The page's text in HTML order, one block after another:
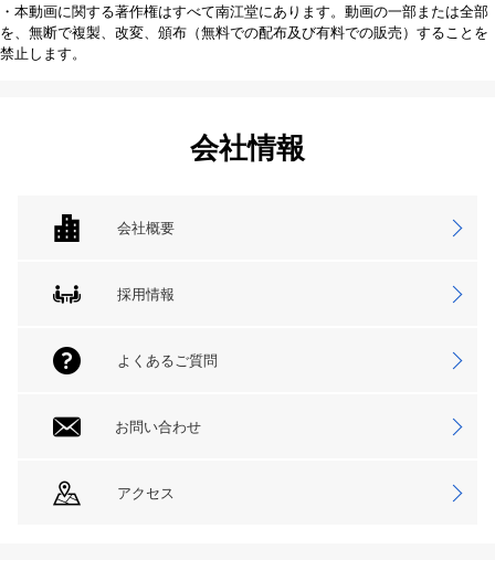
・本動画に関する著作権はすべて南江堂にあります。動画の一部または全部
を、無断で複製、改変、頒布（無料での配布及び有料での販売）することを
禁止します。
会社情報
会社概要
採用情報
よくあるご質問
お問い合わせ
アクセス